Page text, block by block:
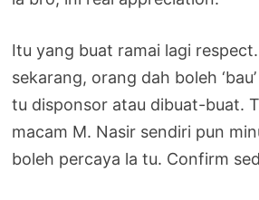
Itu yang buat ramai lagi
sekarang, orang dah boleh
tu disponsor atau dibuat-buat.
macam M. Nasir sendiri pun
boleh percaya la tu. Confirm